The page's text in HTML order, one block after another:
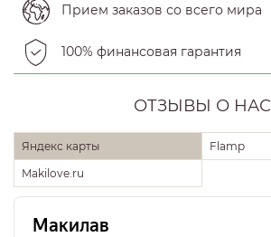
Прием заказов со всего мира
100% финансовая гарантия
ОТЗЫВЫ О НАС
Яндекс карты
Flamp
Makilove.ru